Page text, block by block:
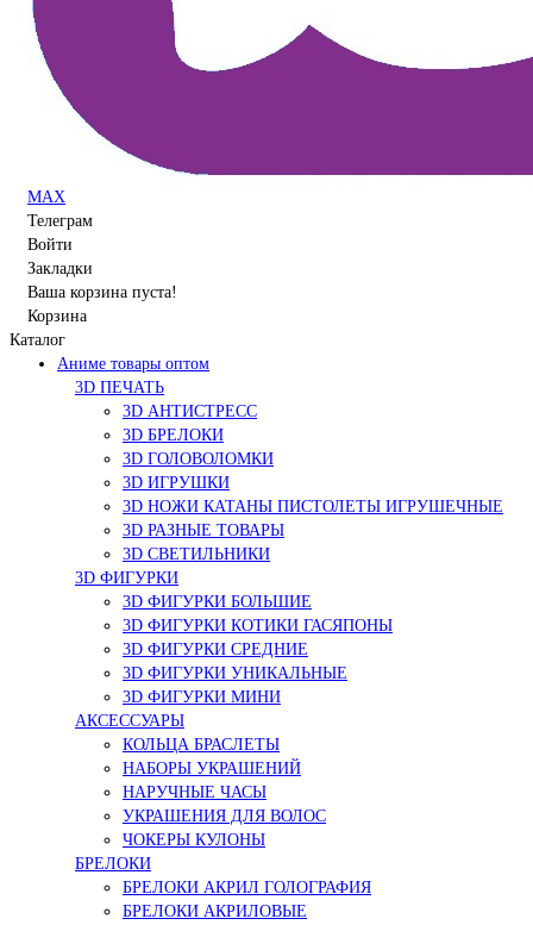
MAX
Телеграм
Войти
Закладки
Ваша корзина пуста!
Корзина
Каталог
Аниме товары оптом
3D ПЕЧАТЬ
3D АНТИСТРЕСС
3D БРЕЛОКИ
3D ГОЛОВОЛОМКИ
3D ИГРУШКИ
3D НОЖИ КАТАНЫ ПИСТОЛЕТЫ ИГРУШЕЧНЫЕ
3D РАЗНЫЕ ТОВАРЫ
3D СВЕТИЛЬНИКИ
3D ФИГУРКИ
3D ФИГУРКИ БОЛЬШИЕ
3D ФИГУРКИ КОТИКИ ГАСЯПОНЫ
3D ФИГУРКИ СРЕДНИЕ
3D ФИГУРКИ УНИКАЛЬНЫЕ
3D ФИГУРКИ МИНИ
АКСЕССУАРЫ
КОЛЬЦА БРАСЛЕТЫ
НАБОРЫ УКРАШЕНИЙ
НАРУЧНЫЕ ЧАСЫ
УКРАШЕНИЯ ДЛЯ ВОЛОС
ЧОКЕРЫ КУЛОНЫ
БРЕЛОКИ
БРЕЛОКИ АКРИЛ ГОЛОГРАФИЯ
БРЕЛОКИ АКРИЛОВЫЕ